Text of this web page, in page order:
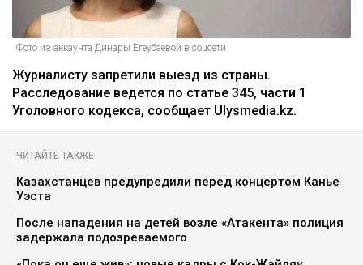
Фото из аккаунта Динары Егеубаевой в соцсети
Журналисту запретили выезд из страны.
Расследование ведется по статье 345, части 1
Уголовного кодекса, сообщает Ulysmedia.kz.
ЧИТАЙТЕ ТАКЖЕ
Казахстанцев предупредили перед концертом Канье
Уэста
После нападения на детей возле «Атакента» полиция
задержала подозреваемого